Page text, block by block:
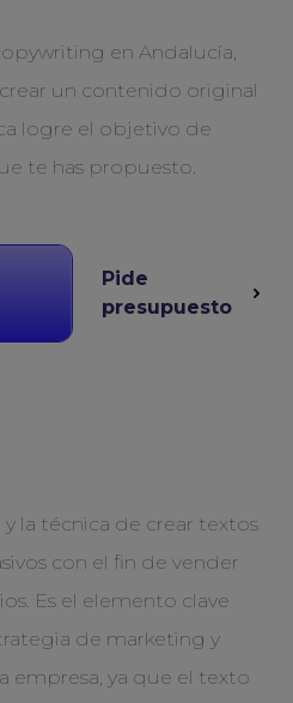
en Andalucía,
un contenido original
logre el objetivo de
te has propuesto.
Pide
presupuesto
la técnica de crear textos
con el fin de vender
Es el elemento clave
de marketing y
empresa, ya que el texto